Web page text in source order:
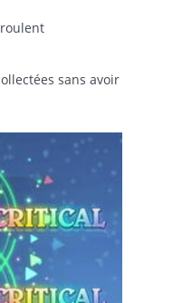
sans avoir